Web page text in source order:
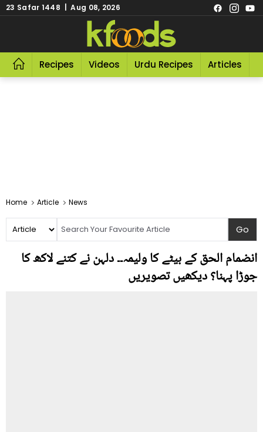
23 Safar 1448 | Aug 08, 2026
Recipes Videos Urdu Recipes Articles
Home Article News
انضمام الحق کے بیٹے کا ولیمہ۔۔ دلہن نے کتنے لاکھ کا
جوڑا پہنا؟ دیکھیں تصویریں